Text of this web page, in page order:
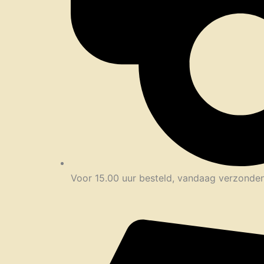
Voor 15.00 uur besteld, vandaag